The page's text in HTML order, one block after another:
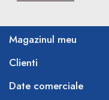
Magazinul meu
Clienti
Date comerciale